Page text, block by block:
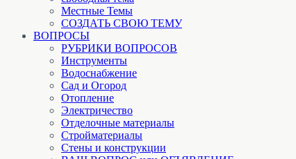
Местные Темы
СОЗДАТЬ СВОЮ ТЕМУ
ВОПРОСЫ
РУБРИКИ ВОПРОСОВ
Инструменты
Водоснабжение
Сад и Огород
Отопление
Электричество
Отделочные материалы
Стройматериалы
Стены и конструкции